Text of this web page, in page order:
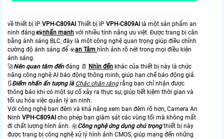
về thiết bị IP VPH-C809AI Thiết bị IP VPH-C809AI là một sản phẩm an
ninh đáng 📸nhấn mạnh với nhiều tính năng ưu việt. Được trang bị cân
bằng ánh sáng BLC, đây là một công nghệ quan trọng giúp điều chỉnh
cường độ ánh sáng để ☣️an Tâm hình ảnh rõ nét trong mọi điều kiện
ánh sáng.
🚀Nên quan tâm đếnđáng 📄 Nhìn đến khác của thiết bị này là chức
năng công nghệ AI báo động thông minh, giúp hạn chế báo động giả.
🔃Điểm nhấn ấn tượng là Chắc chắn rằngrằng bạn chỉ nhận được
thông báo khi có một sự cố xảy ra thực sự, giúp tiết kiệm thời gian và
tối ưu hóa việc quản lý an ninh.
Với công nghệ ban đêm và khả năng xem ban đêm rõ hơn, Camera An
Ninh VPH-C809AI cho phép bạn giám sát các vùng tối mà không mất
đi chất lượng hình ảnh. ㊙️Công nghệ ứng dụng chú trọngthiết bị này
được trang bị công nghệ xử lý hình ảnh CMOS, giúp mang đến những